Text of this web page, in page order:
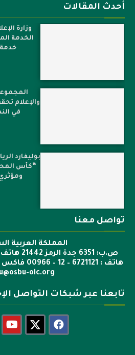
أحدث المقالات
وزارة
الخدمة
في
بوليفارد
“كأس
تواصل معنا
المملكة العربية
هاتف : 6721121 – 12 – 00966 فاكس : 6722600 – 12 – 00966
oic.org
تابعنا عبر شبكات التواصل